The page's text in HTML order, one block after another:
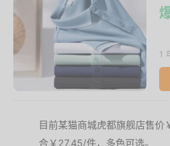
1
目前某猫商城虎都旗舰店售
合￥27.45/件，多色可选。